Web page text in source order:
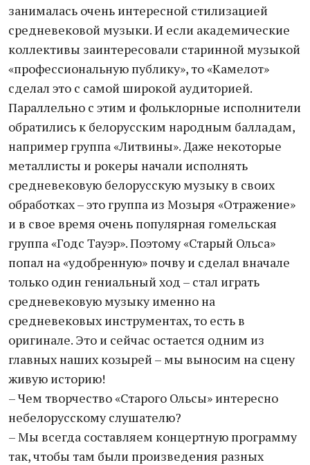
занималась очень интересной стилизацией
средневековой музыки. И если академические
коллективы заинтересовали старинной музыкой
«профессиональную публику», то «Камелот»
сделал это с самой широкой аудиторией.
Параллельно с этим и фольклорные исполнители
обратились к белорусским народным балладам,
например группа «Литвины». Даже некоторые
металлисты и рокеры начали исполнять
средневековую белорусскую музыку в своих
обработках – это группа из Мозыря «Отражение»
и в свое время очень популярная гомельская
группа «Годс Тауэр». Поэтому «Старый Ольса»
попал на «удобренную» почву и сделал вначале
только один гениальный ход – стал играть
средневековую музыку именно на
средневековых инструментах, то есть в
оригинале. Это и сейчас остается одним из
главных наших козырей – мы выносим на сцену
живую историю!
– Чем творчество «Старого Ольсы» интересно
небелорусскому слушателю?
– Мы всегда составляем концертную программу
так, чтобы там были произведения разных